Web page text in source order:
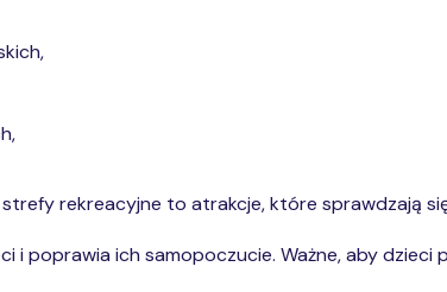
rekreacyjne to atrakcje, które sprawdzają
i poprawia ich samopoczucie. Ważne, aby dzieci